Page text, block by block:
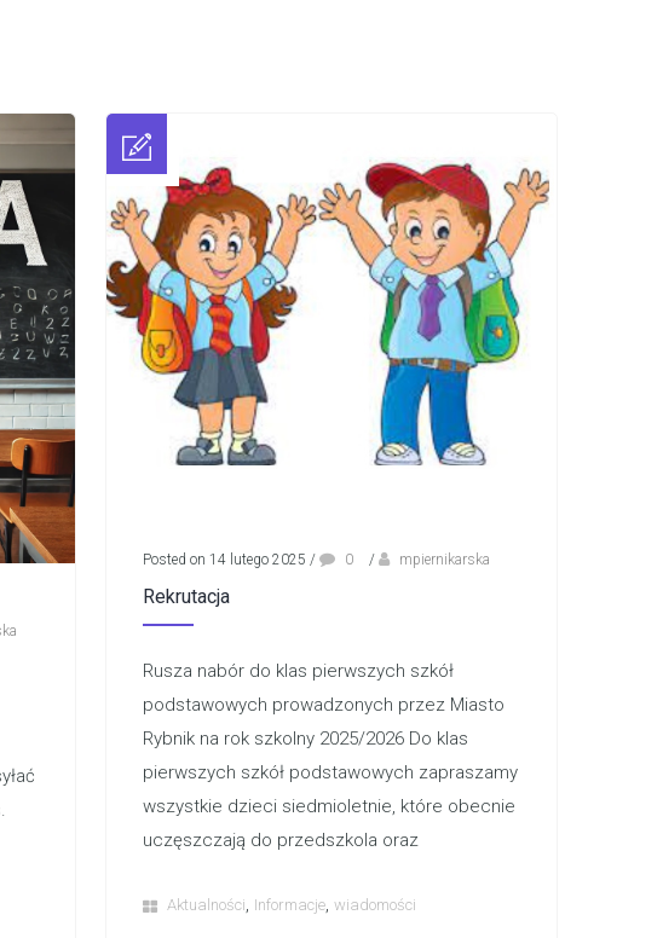
Posted on 14 lutego 2025 / 0 / mpiernikarska
Rekrutacja
Rusza nabór do klas pierwszych szkół
podstawowych prowadzonych przez Miasto
Rybnik na rok szkolny 2025/2026 Do klas
pierwszych szkół podstawowych zapraszamy
wszystkie dzieci siedmioletnie, które obecnie
uczęszczają do przedszkola oraz
Aktualności, Informacje, wiadomości